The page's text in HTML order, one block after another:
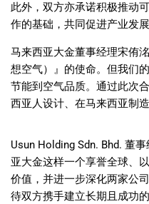
此外，双方亦承诺积极推动
作的基础，共同促进产业发
马来西亚大金董事经理宋侑
想空气）』的使命。但我们
节能到空气品质。通过此次
西亚人设计、在马来西亚制
Usun Holding Sdn. Bhd. 董
亚大金这样一个享誉全球、
价值，并进一步深化两家公
待双方携手建立长期且成功